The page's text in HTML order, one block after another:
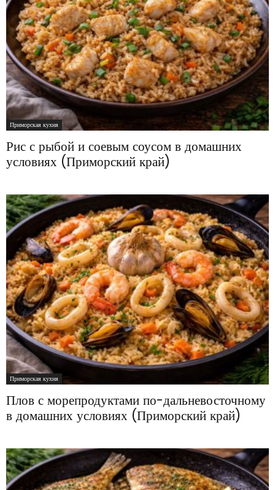
Приморская кухня
Рис с рыбой и соевым соусом в домашних
условиях (Приморский край)
Приморская кухня
Плов с морепродуктами по-дальневосточному
в домашних условиях (Приморский край)